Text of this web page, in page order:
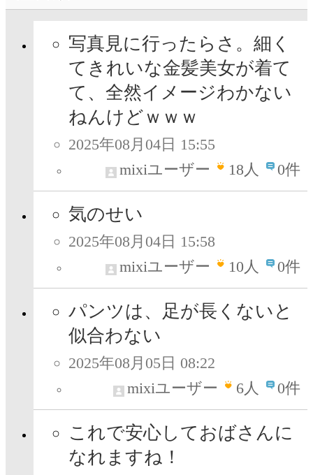
写真見に行ったらさ。細く
てきれいな金髪美女が着て
て、全然イメージわかない
ねんけどｗｗｗ
2025年08月04日 15:55
mixiユーザー
18人 0件
気のせい
2025年08月04日 15:58
mixiユーザー
10人 0件
パンツは、足が長くないと
似合わない
2025年08月05日 08:22
mixiユーザー
6人 0件
これで安心しておばさんに
なれますね！